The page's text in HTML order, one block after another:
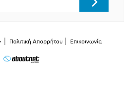
Πολιτική Απορρήτου Επικοινωνία